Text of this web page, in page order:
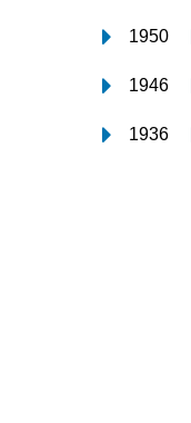
1950
1946
1936